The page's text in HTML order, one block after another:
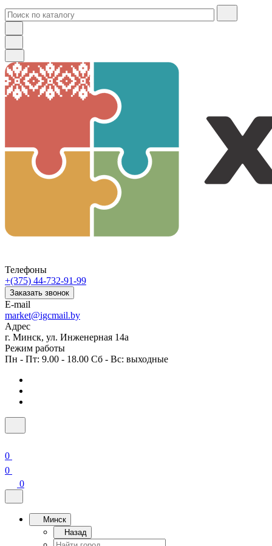
Телефоны
+(375) 44-732-91-99
Заказать звонок
E-mail
market@igcmail.by
Адрес
г. Минск, ул. Инженерная 14а
Режим работы
Пн - Пт: 9.00 - 18.00 Сб - Вс: выходные
0
0
0
Минск
Назад